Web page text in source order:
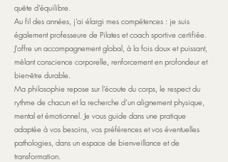
quête d’équilibre.
Au fil des années, j’ai élargi mes compétences : je suis
également professeure de Pilates et coach sportive certifiée.
J'offre un accompagnement global, à la fois doux et puissant,
mêlant conscience corporelle, renforcement en profondeur et
bien-être durable.
Ma philosophie repose sur l’écoute du corps, le respect du
rythme de chacun et la recherche d’un alignement physique,
mental et émotionnel. Je vous guide dans une pratique
adaptée à vos besoins, vos préférences et vos éventuelles
pathologies, dans un espace de bienveillance et de
transformation.